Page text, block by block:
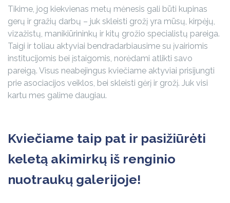
Tikime, jog kiekvienas metų mėnesis gali būti kupinas
gerų ir gražių darbų – juk skleisti grožį yra mūsų, kirpėjų,
vizažistų, manikiūrininkų ir kitų grožio specialistų pareiga.
Taigi ir toliau aktyviai bendradarbiausime su įvairiomis
institucijomis bei įstaigomis, norėdami atlikti savo
pareigą. Visus neabejingus kviečiame aktyviai prisijungti
prie asociacijos veiklos, bei skleisti gėrį ir grožį. Juk visi
kartu mes galime daugiau.
Kviečiame taip pat ir pasižiūrėti
keletą akimirkų iš renginio
nuotraukų galerijoje!